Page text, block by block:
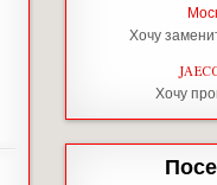
Хочу
Хочу